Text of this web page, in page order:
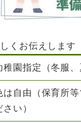
くお伝えします
稚園指定（冬服、
は自由（保育所
さい）